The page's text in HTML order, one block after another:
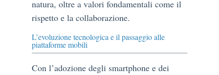
natura, oltre a valori fondamentali come il
rispetto e la collaborazione.
L’evoluzione tecnologica e il passaggio alle
piattaforme mobili
Con l’adozione degli smartphone e dei